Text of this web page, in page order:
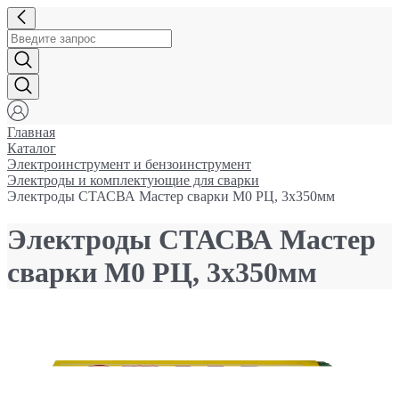
Главная
Каталог
Электроинструмент и бензоинструмент
Электроды и комплектующие для сварки
Электроды СТАСВА Мастер сварки М0 РЦ, 3х350мм
Электроды СТАСВА Мастер
сварки М0 РЦ, 3х350мм